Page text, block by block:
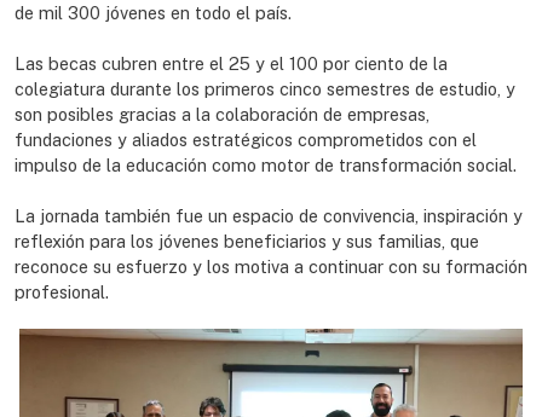
de mil 300 jóvenes en todo el país.
Las becas cubren entre el 25 y el 100 por ciento de la
colegiatura durante los primeros cinco semestres de estudio, y
son posibles gracias a la colaboración de empresas,
fundaciones y aliados estratégicos comprometidos con el
impulso de la educación como motor de transformación social.
La jornada también fue un espacio de convivencia, inspiración y
reflexión para los jóvenes beneficiarios y sus familias, que
reconoce su esfuerzo y los motiva a continuar con su formación
profesional.